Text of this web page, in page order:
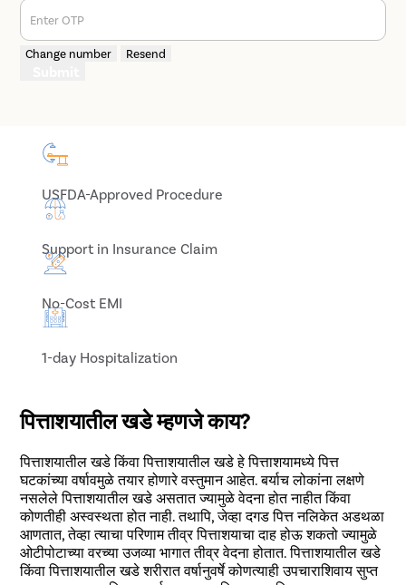
Enter OTP
Change number Resend
USFDA-Approved Procedure
Support in Insurance Claim
No-Cost EMI
1-day Hospitalization
पित्ताशयातील खडे म्हणजे काय?
पित्ताशयातील खडे किंवा पित्ताशयातील खडे हे पित्ताशयामध्ये पित्त
घटकांच्या वर्षावमुळे तयार होणारे वस्तुमान आहेत. बर्याच लोकांना लक्षणे
नसलेले पित्ताशयातील खडे असतात ज्यामुळे वेदना होत नाहीत किंवा
कोणतीही अस्वस्थता होत नाही. तथापि, जेव्हा दगड पित्त नलिकेत अडथळा
आणतात, तेव्हा त्याचा परिणाम तीव्र पित्ताशयाचा दाह होऊ शकतो ज्यामुळे
ओटीपोटाच्या वरच्या उजव्या भागात तीव्र वेदना होतात. पित्ताशयातील खडे
किंवा पित्ताशयातील खडे शरीरात वर्षानुवर्षे कोणत्याही उपचाराशिवाय सुप्त